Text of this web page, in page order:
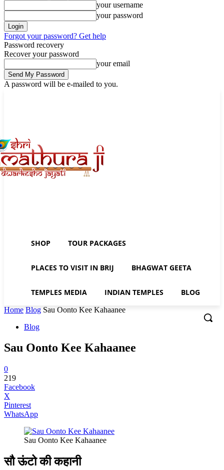
your username
your password
Forgot your password? Get help
Password recovery
Recover your password
your email
A password will be e-mailed to you.
SHOP TOUR PACKAGES
PLACES TO VISIT IN BRIJ BHAGWAT GEETA
TEMPLES MEDIA INDIAN TEMPLES BLOG
Home Blog Sau Oonto Kee Kahaanee
Blog
Sau Oonto Kee Kahaanee
0
219
Facebook
X
Pinterest
WhatsApp
Sau Oonto Kee Kahaanee
सौ ऊंटो की कहानी